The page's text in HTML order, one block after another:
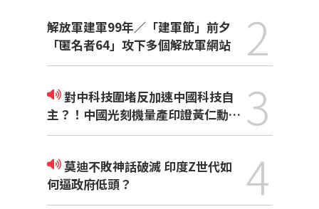
解放軍建軍99年／「建軍節」前夕
「匿名者64」攻下多個解放軍網站
2
對中科技圍堵反加速中國科技自
主？！中國光刻機量產印證黃仁勳觀
點
3
莫迪不敗神話破滅 印度Z世代如
何逼政府低頭？
4